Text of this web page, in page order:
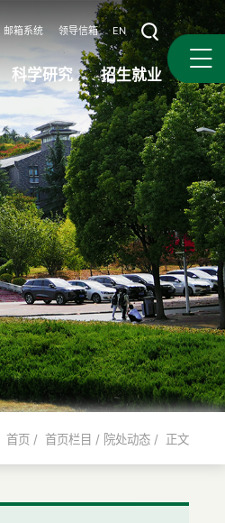
邮箱系统 领导信箱 EN
科学研究 招生就业
首页/ 首页栏目 / 院处动态/ 正文